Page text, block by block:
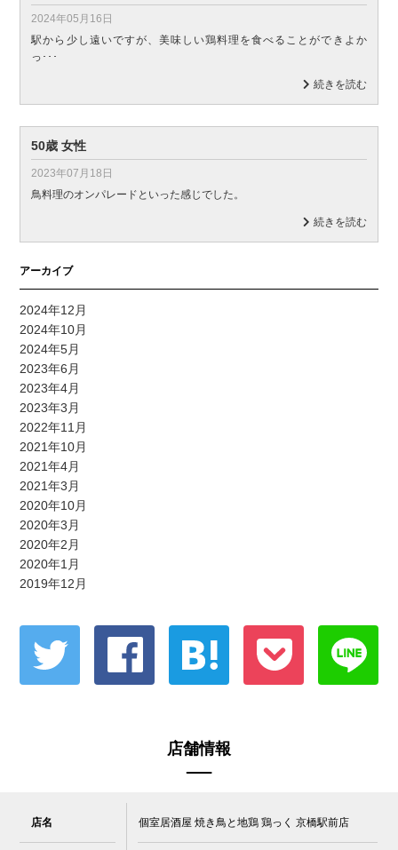
2024年05月16日
駅から少し遠いですが、美味しい鶏料理を食べることができよか
っ･･･
続きを読む
50歳 女性
2023年07月18日
鳥料理のオンパレードといった感じでした。
続きを読む
アーカイブ
2024年12月
2024年10月
2024年5月
2023年6月
2023年4月
2023年3月
2022年11月
2021年10月
2021年4月
2021年3月
2020年10月
2020年3月
2020年2月
2020年1月
2019年12月
店舗情報
店名 個室居酒屋 焼き鳥と地鶏 鶏っく 京橋駅前店